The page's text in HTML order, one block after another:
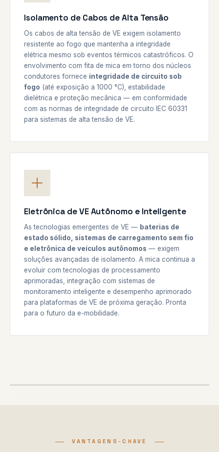
Isolamento de Cabos de Alta Tensão
Os cabos de alta tensão de VE exigem isolamento
resistente ao fogo que mantenha a integridade
elétrica mesmo sob eventos térmicos catastróficos. O
envolvimento com fita de mica em torno dos núcleos
condutores fornece integridade de circuito sob
fogo (até exposição a 1000 °C), estabilidade
dielétrica e proteção mecânica — em conformidade
com as normas de integridade de circuito IEC 60331
para sistemas de alta tensão de VE.
Eletrônica de VE Autônomo e Inteligente
As tecnologias emergentes de VE — baterias de
estado sólido, sistemas de carregamento sem fio
e eletrônica de veículos autônomos — exigem
soluções avançadas de isolamento. A mica continua a
evoluir com tecnologias de processamento
aprimoradas, integração com sistemas de
monitoramento inteligente e desempenho aprimorado
para plataformas de VE de próxima geração. Pronta
para o futuro da e-mobilidade.
VANTAGENS-CHAVE